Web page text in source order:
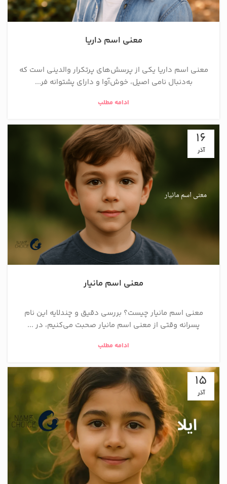
معنی اسم داریا
معنی اسم داریا یکی از پرسش‌های پرتکرار والدینی است که
به‌دنبال نامی اصیل، خوش‌آوا و دارای پشتوانه فر...
ادامه مطلب
16
آذر
معنی اسم مانیار
معنی اسم مانیار چیست؟ بررسی دقیق و چندلایه این نام
پسرانه وقتی از معنی اسم مانیار صحبت می‌کنیم، در ...
ادامه مطلب
15
آذر